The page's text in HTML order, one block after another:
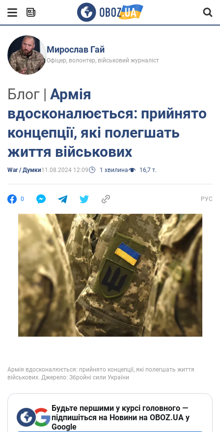
Мирослав Гай
Офіцер, волонтер, військовий журналіст
Блог | Армія
вдосконалюється: прийнято
концепції, які полегшать
життя військових
War / Думки11.08.2024 12:09 1 хвилина 16,7 т.
0 РУС
Будьте першими у курсі головного —
підпишіться на Новини на OBOZ.UA у
Google